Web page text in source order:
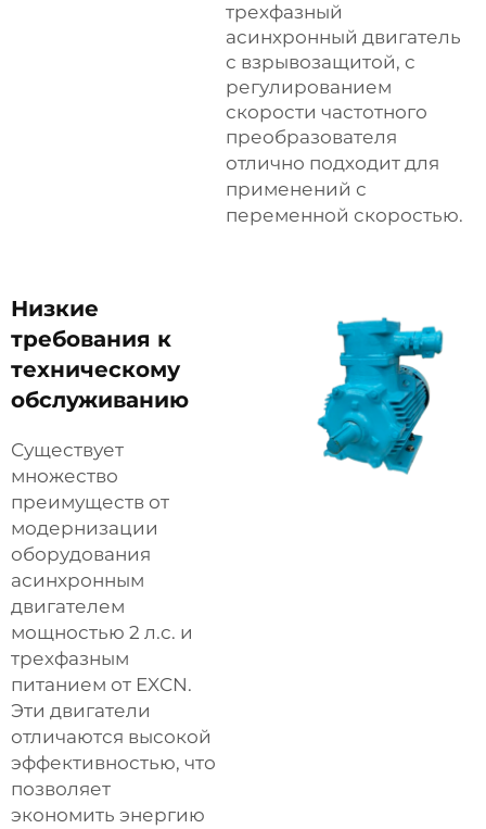
трехфазный
асинхронный двигатель
с взрывозащитой, с
регулированием
скорости частотного
преобразователя
отлично подходит для
применений с
переменной скоростью.
Низкие
требования к
техническому
обслуживанию
Существует
множество
преимуществ от
модернизации
оборудования
асинхронным
двигателем
мощностью 2 л.с. и
трехфазным
питанием от EXCN.
Эти двигатели
отличаются высокой
эффективностью, что
позволяет
экономить энергию